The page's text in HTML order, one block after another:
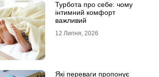
Турбота про себе: чому
інтимний комфорт
важливий
12 Липня, 2026
Які переваги пропонує